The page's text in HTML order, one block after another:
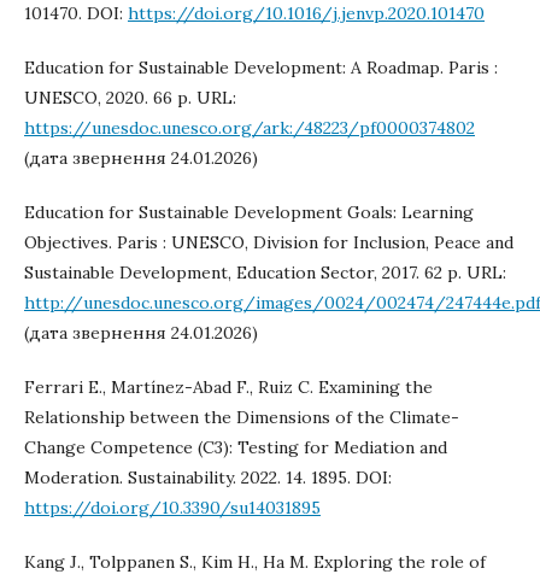
101470. DOI: https://doi.org/10.1016/j.jenvp.2020.101470
Education for Sustainable Development: A Roadmap. Paris :
UNESCO, 2020. 66 p. URL:
https://unesdoc.unesco.org/ark:/48223/pf0000374802
(дата звернення 24.01.2026)
Education for Sustainable Development Goals: Learning
Objectives. Paris : UNESCO, Division for Inclusion, Peace and
Sustainable Development, Education Sector, 2017. 62 p. URL:
http://unesdoc.unesco.org/images/0024/002474/247444e.pdf
(дата звернення 24.01.2026)
Ferrari E., Martínez-Abad F., Ruiz C. Examining the
Relationship between the Dimensions of the Climate-
Change Competence (C3): Testing for Mediation and
Moderation. Sustainability. 2022. 14. 1895. DOI:
https://doi.org/10.3390/su14031895
Kang J., Tolppanen S., Kim H., Ha M. Exploring the role of